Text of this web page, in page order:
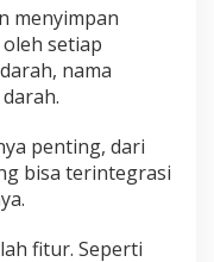
menyimpan
setiap
nama
penting, dari
bisa terintegrasi
fitur. Seperti